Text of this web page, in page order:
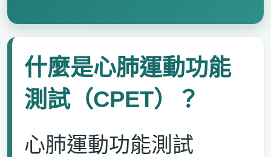
什麼是心肺運動功能
測試（CPET）？
心肺運動功能測試